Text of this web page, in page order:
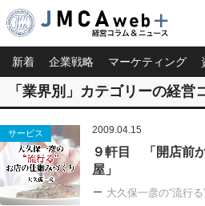
新着 企業戦略 マーケティング
「業界別」カテゴリーの経営
サービス 2009.04.15
９軒目 「開店前
屋」
大久保一彦の“流行